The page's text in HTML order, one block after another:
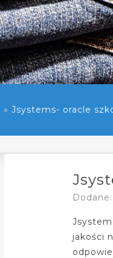
» Jsystems- oracle
jakości